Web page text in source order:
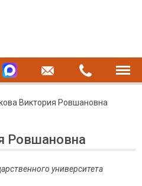
Виктория Ровшановна
Ровшановна
университета